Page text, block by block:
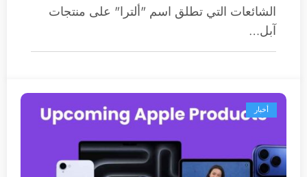
الشائعات التي تطلق اسم "ألترا" على منتجات
آبل…
أخبار